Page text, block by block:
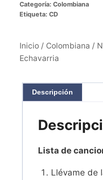
Categoría: Colombiana
Etiqueta: CD
Inicio / Colombiana /
Echavarria
Descripción
Lista de
Llévame de